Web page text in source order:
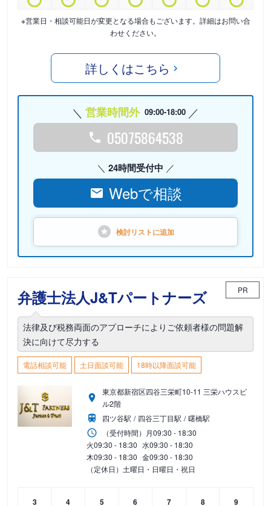
※営業日・相談可能日が変更となる場合もございます。詳細はお問い合
わせください。
詳しくはこちら
営業時間外 09:00-18:00
05075864538
24時間受付中
Webで相談
検討リストに追加
弁護士法人J&Tパートナーズ PR
法律及び税務両面のアプローチによりご依頼者様の問題解
決に向けて尽力する
電話相談可能 土日面談可能 18時以降面談可能
東京都新宿区四谷三栄町10-11 三栄ハウスビ
ル2階
四ツ谷駅
四谷三丁目駅
曙橋駅
（受付時間） 月09:30 - 18:30
火09:30 - 18:30 水09:30 - 18:30
木09:30 - 18:30 金09:30 - 18:30
（定休日）土曜日・日曜日・祝日
3 4 5 6 7 8 9